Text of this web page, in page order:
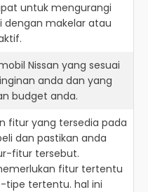
untuk mengurangi
dengan makelar atau
Nissan yang sesuai
anda dan yang
budget anda.
fitur yang tersedia pada
dan pastikan anda
fitur tersebut.
fitur tertentu
tipe tertentu. hal ini